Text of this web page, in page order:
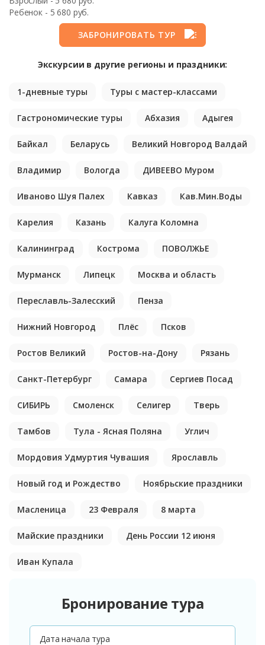
Ребенок - 5 680 руб.
ЗАБРОНИРОВАТЬ ТУР
Экскурсии в другие регионы и праздники:
1-дневные туры Туры с мастер-классами
Гастрономические туры Абхазия Адыгея
Байкал Беларусь Великий Новгород Валдай
Владимир Вологда ДИВЕЕВО Муром
Иваново Шуя Палех Кавказ Кав.Мин.Воды
Карелия Казань Калуга Коломна
Калининград Кострома ПОВОЛЖЬЕ
Мурманск Липецк Москва и область
Переславль-Залесский Пенза
Нижний Новгород Плёс Псков
Ростов Великий Ростов-на-Дону Рязань
Санкт-Петербург Самара Сергиев Посад
СИБИРЬ Смоленск Селигер Тверь
Тамбов Тула - Ясная Поляна Углич
Мордовия Удмуртия Чувашия Ярославль
Новый год и Рождество Ноябрьские праздники
Масленица 23 Февраля 8 марта
Майские праздники День России 12 июня
Иван Купала
Бронирование тура
Дата начала тура